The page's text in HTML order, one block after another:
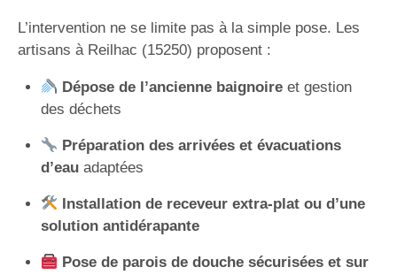
L’intervention ne se limite pas à la simple pose. Les
artisans à Reilhac (15250) proposent :
Dépose de l’ancienne baignoireet gestion
des déchets
Préparation des arrivées et évacuations
d’eauadaptées
Installation de receveur extra-plat ou d’une
solution antidérapante
Pose de parois de douche sécurisées et sur